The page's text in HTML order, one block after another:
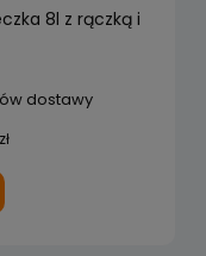
8l z rączką i
dostawy